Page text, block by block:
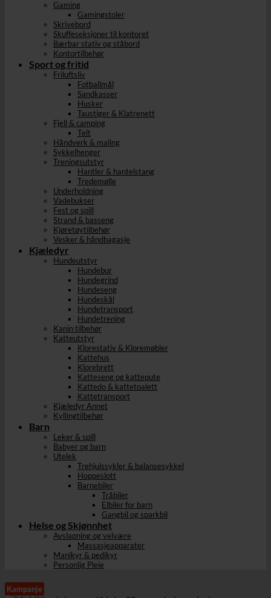
Gaming
Gamingstoler
Skrivebord
Skuffeseksjoner til kontoret
Bærbar stativ og ståbord
Kontortilbehør
Sport og fritid
Friluftsliv
Fotballmål
Sandkasser
Husker
Taustiger & Klatrenett
Fjell & camping
Telt
Håndverk & maling
Sykkelhenger
Treningsutstyr
Hantler & hantelstang
Tredemølle
Underholdning
Vadebukser
Fest og spill
Strand & basseng
Kjøretøytilbehør
Vesker & håndbagasje
Kjæledyr
Hundeutstyr
Hundebur
Hundegrind
Hundeseng
Hundeskål
Hundetransport
Hundetrening
Kanin tilbehør
Katteutstyr
Klorestativ & Kloremøbler
Kattehus
Klorebrett
Katteseng og kattepute
Kattedo & kattetoalett
Kattetransport
Kjæledyr Annet
Kyllingtilbehør
Barn
Leker & spill
Babyer og barn
Utelek
Trehjulssykler & balansesykkel
Hoppeslott
Barnebiler
Tråbiler
Elbiler for barn
Gangbil og sparkbil
Helse og Skjønnhet
Avslapning og velvære
Massasjeapparater
Manikyr & pedikyr
Personlig Pleie
Kampanje